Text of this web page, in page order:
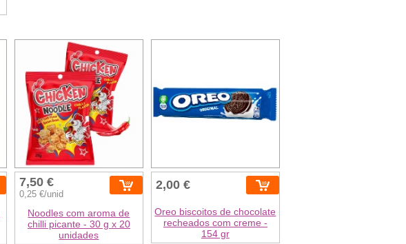
7,50 €
0,25 €/unid
Noodles com aroma de
chilli picante - 30 g x 20
unidades
2,00 €
Oreo biscoitos de chocolate
recheados com creme -
154 gr